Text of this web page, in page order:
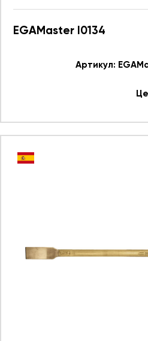
EGAMaster I0134
Артикул: